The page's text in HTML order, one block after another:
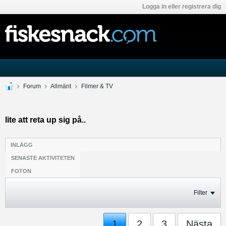
Logga in eller registrera dig
Forum Allmänt Filmer & TV
lite att reta up sig på..
INLÄGG
SENASTE AKTIVITETEN
FOTON
Filter